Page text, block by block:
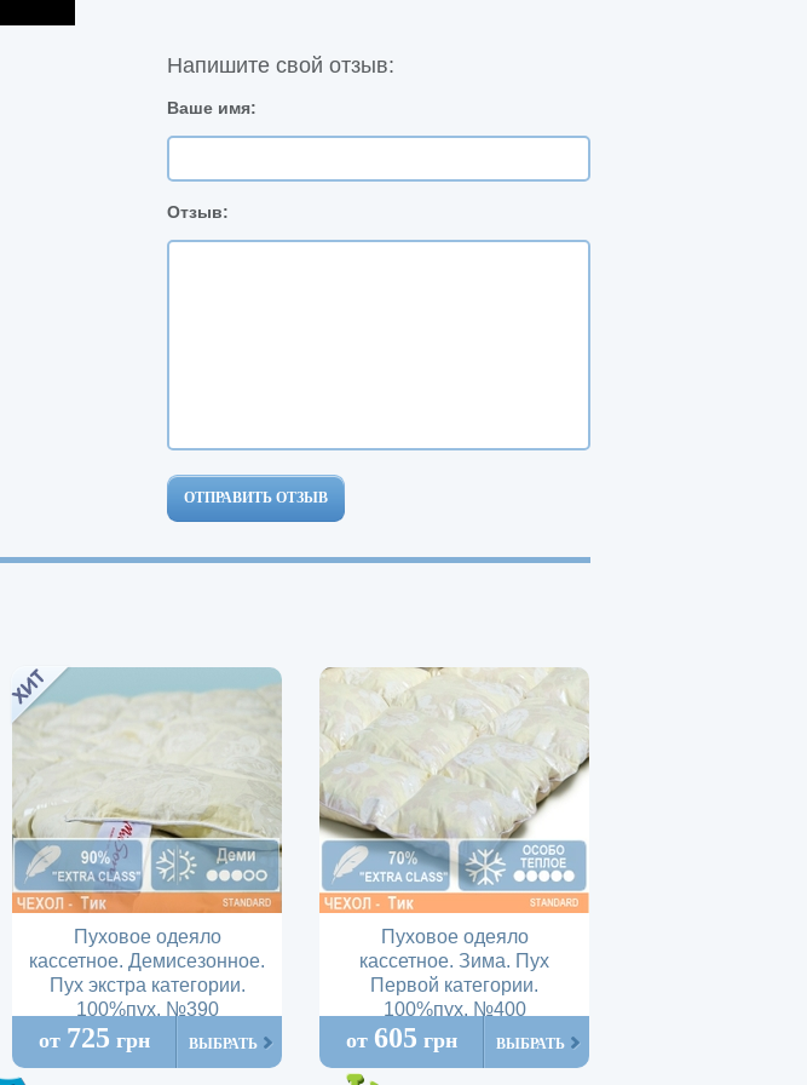
Напишите свой отзыв:
Ваше имя:
Отзыв:
ОТПРАВИТЬ ОТЗЫВ
ОТПРАВИТЬ ОТЗЫВ
Пуховое одеяло
кассетное. Демисезонное.
Пух экстра категории.
100%пух. №390
от 725 грн ВЫБРАТЬ
Пуховое одеяло
кассетное. Зима. Пух
Первой категории.
100%пух. №400
от 605 грн ВЫБРАТЬ